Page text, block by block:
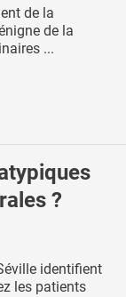
de la
de la
...
?
identifient
les patients